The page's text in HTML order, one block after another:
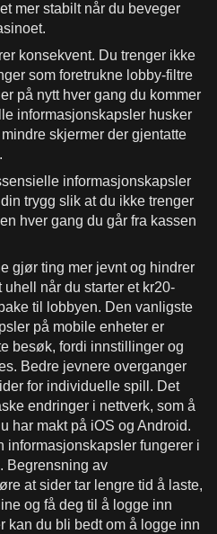
mer stabilt når du beveger
konsekvent. Du trenger ikke
som foretrukne lobby-filtre
på nytt hver gang du kommer
informasjonskapsler husker
skjermer der gjentatte
informasjonskapsler
trygg slik at du ikke trenger
hver gang du går fra kassen
gjør ting mer jevnt og hindrer
når du starter et kr20-
til lobbyen. Den vanligste
på mobile enheter er
besøk, fordi innstillinger og
Bedre jevnere overganger
for individuelle spill. Det
endringer i nettverk, som å
har makt på iOS og Android.
informasjonskapsler fungerer i
Begrensning av
at sider tar lengre tid å laste,
og få deg til å logge inn
kan du bli bedt om å logge inn